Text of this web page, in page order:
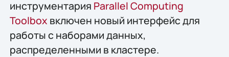
инструментария Parallel Computing
Toolbox включен новый интерфейс для
работы с наборами данных,
распределенными в кластере.